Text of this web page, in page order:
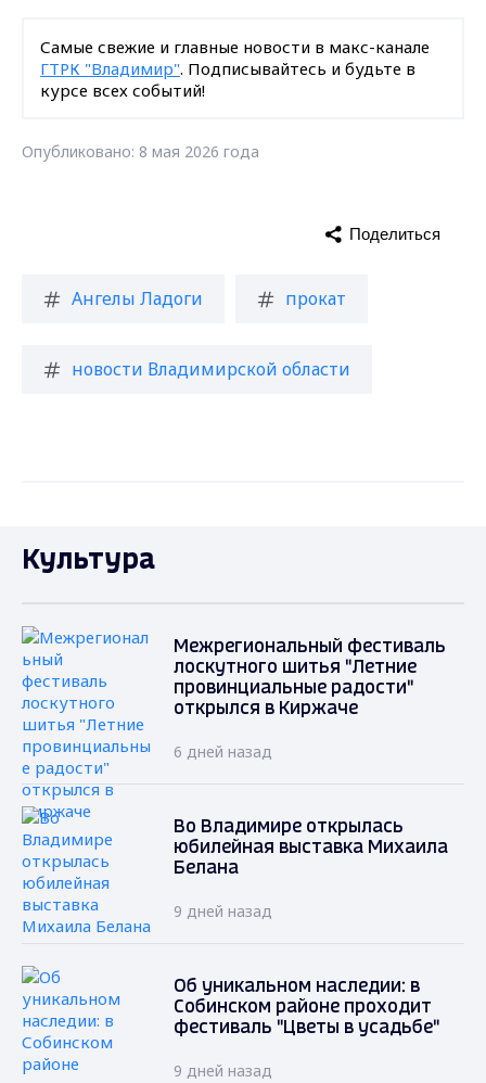
Самые свежие и главные новости в макс-канале
ГТРК "Владимир". Подписывайтесь и будьте в
курсе всех событий!
Опубликовано: 8 мая 2026 года
Ангелы Ладоги прокат
новости Владимирской области
Поделиться
Культура
Межрегиональный фестиваль
лоскутного шитья "Летние
провинциальные радости"
открылся в Киржаче
6 дней назад
Во Владимире открылась
юбилейная выставка Михаила
Белана
9 дней назад
Об уникальном наследии: в
Собинском районе проходит
фестиваль "Цветы в усадьбе"
9 дней назад